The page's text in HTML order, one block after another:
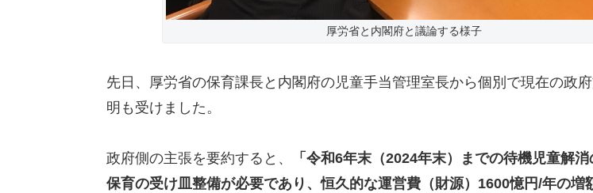
厚労省と内閣府と議論する様子
先日、厚労省の保育課長と内閣府の児童手当管理室長から個別で現在の政
明も受けました。
政府側の主張を要約すると、
「令和6年末（2024年末）までの待機児童解
保育の受け皿整備が必要であり、恒久的な運営費（財源）1600憶円/年の増